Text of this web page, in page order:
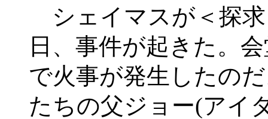
シェイマスが＜探
日、事件が起きた。
で火事が発生したの
たちの父ジョー(アイ